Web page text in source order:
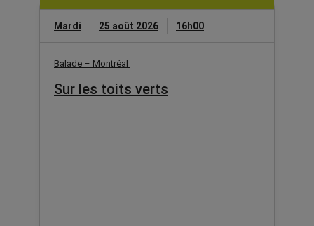
Mardi 25 août 2026 16h00
Balade – Montréal
Sur les toits verts